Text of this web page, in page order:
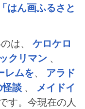
「はん画ふるさと
は、 ケロケロ
クリマン 、
レムを、 アラド
談 、 メイドイ
す。今現在の人